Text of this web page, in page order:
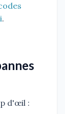
.
d'œil :